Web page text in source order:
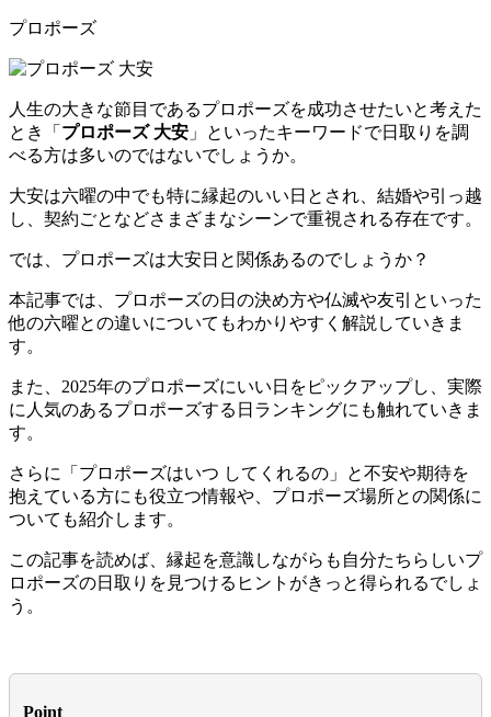
プロポーズ
人生の大きな節目であるプロポーズを成功させたいと考えた
とき「 プロポーズ 大安 」といったキーワードで日取りを調
べる方は多いのではないでしょうか。
大安は六曜の中でも特に縁起のいい日とされ、結婚や引っ越
し、契約ごとなどさまざまなシーンで重視される存在です。
では、プロポーズは大安日と関係あるのでしょうか？
本記事では、プロポーズの日の決め方や仏滅や友引といった
他の六曜との違いについてもわかりやすく解説していきま
す。
また、2025年のプロポーズにいい日をピックアップし、実際
に人気のあるプロポーズする日ランキングにも触れていきま
す。
さらに「プロポーズはいつ してくれるの」と不安や期待を
抱えている方にも役立つ情報や、プロポーズ場所との関係に
ついても紹介します。
この記事を読めば、縁起を意識しながらも自分たちらしいプ
ロポーズの日取りを見つけるヒントがきっと得られるでしょ
う。
Point